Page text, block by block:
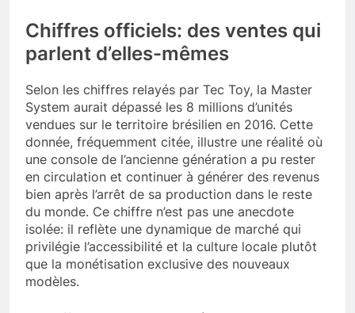
Chiffres officiels: des ventes qui
parlent d’elles-mêmes
Selon les chiffres relayés par Tec Toy, la Master
System aurait dépassé les 8 millions d’unités
vendues sur le territoire brésilien en 2016. Cette
donnée, fréquemment citée, illustre une réalité où
une console de l’ancienne génération a pu rester
en circulation et continuer à générer des revenus
bien après l’arrêt de sa production dans le reste
du monde. Ce chiffre n’est pas une anecdote
isolée: il reflète une dynamique de marché qui
privilégie l’accessibilité et la culture locale plutôt
que la monétisation exclusive des nouveaux
modèles.